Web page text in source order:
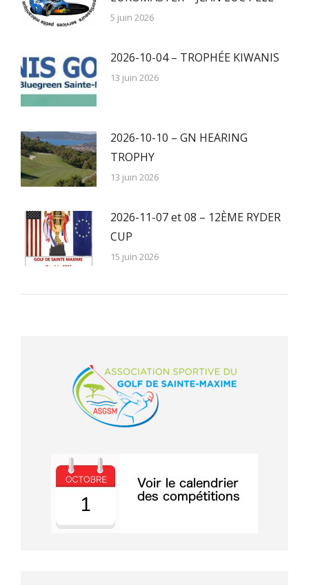
5 juin 2026
2026-10-04 – TROPHÉE KIWANIS
13 juin 2026
2026-10-10 – GN HEARING
TROPHY
13 juin 2026
2026-11-07 et 08 – 12ÈME RYDER
CUP
15 juin 2026